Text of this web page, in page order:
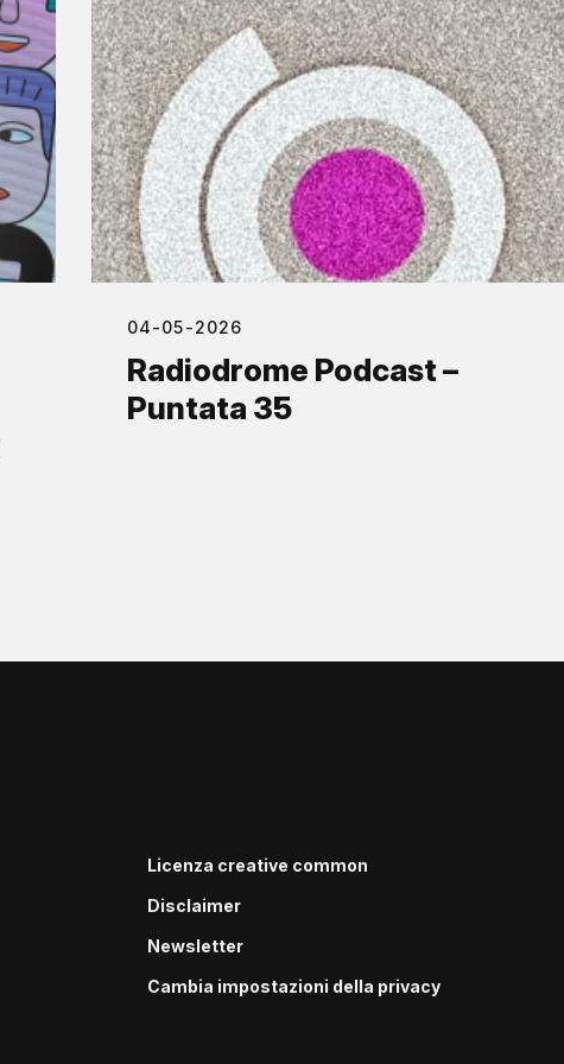
04-05-2026
Radiodrome Podcast –
Puntata 35
Licenza creative common
Disclaimer
Newsletter
Cambia impostazioni della privacy